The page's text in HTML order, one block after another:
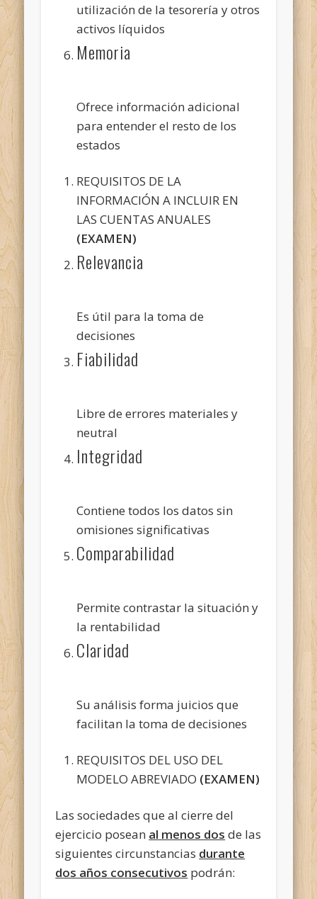
utilización de la tesorería y otros
activos líquidos
Memoria
Ofrece información adicional
para entender el resto de los
estados
REQUISITOS DE LA
INFORMACIÓN A INCLUIR EN
LAS CUENTAS ANUALES
(EXAMEN)
Relevancia
Es útil para la toma de
decisiones
Fiabilidad
Libre de errores materiales y
neutral
Integridad
Contiene todos los datos sin
omisiones significativas
Comparabilidad
Permite contrastar la situación y
la rentabilidad
Claridad
Su análisis forma juicios que
facilitan la toma de decisiones
REQUISITOS DEL USO DEL
MODELO ABREVIADO (EXAMEN)
Las sociedades que al cierre del
ejercicio posean al menos dos de las
siguientes circunstancias durante
dos años consecutivos podrán: